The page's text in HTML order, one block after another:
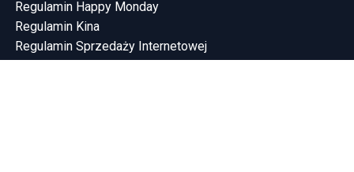
Regulamin Happy Monday
Regulamin Kina
Regulamin Sprzedaży Internetowej